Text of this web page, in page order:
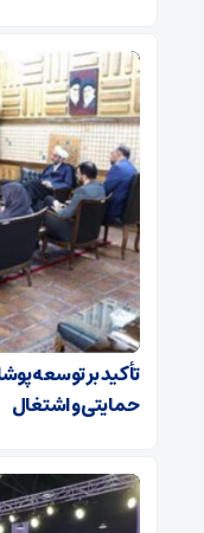
تأکید بر توسعه
حمایتی و اشتغال